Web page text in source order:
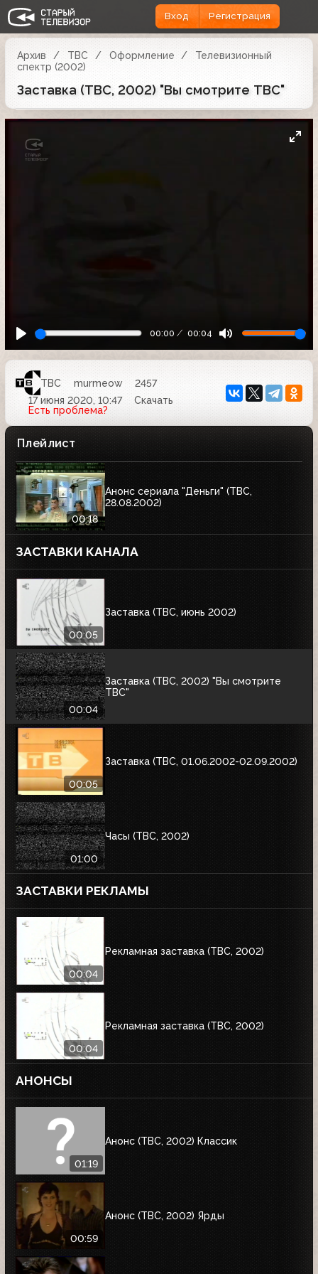
Вход Регистрация
Архив ТВС Оформление
Телевизионный
спектр (2002)
Заставка (ТВС, 2002) "Вы смотрите ТВС"
00:00 00:04
ТВС murmeow
2457
17 июня 2020, 10:47
Скачать
Есть проблема?
Плейлист
00:18
Анонс сериала "Деньги" (ТВС,
28.08.2002)
ЗАСТАВКИ КАНАЛА
00:05
Заставка (ТВС, июнь 2002)
00:04
Заставка (ТВС, 2002) "Вы смотрите
ТВС"
00:05
Заставка (ТВС, 01.06.2002-02.09.2002)
01:00
Часы (ТВС, 2002)
ЗАСТАВКИ РЕКЛАМЫ
00:04
Рекламная заставка (ТВС, 2002)
00:04
Рекламная заставка (ТВС, 2002)
АНОНСЫ
01:19
Анонс (ТВС, 2002) Классик
00:59
Анонс (ТВС, 2002) Ярды